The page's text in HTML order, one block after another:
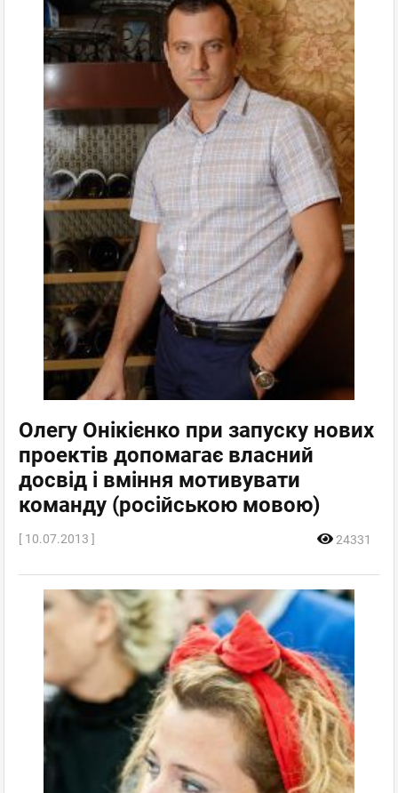
Олегу Онікієнко при запуску нових
проектів допомагає власний
досвід і вміння мотивувати
команду (російською мовою)
[ 10.07.2013 ] 24331